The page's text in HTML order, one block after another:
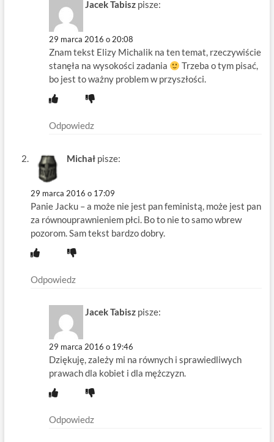
Jacek Tabisz pisze:
29 marca 2016 o 20:08
Znam tekst Elizy Michalik na ten temat, rzeczywiście
stanęła na wysokości zadania
Trzeba o tym pisać,
bo jest to ważny problem w przyszłości.
Odpowiedz
Michał pisze:
29 marca 2016 o 17:09
Panie Jacku – a może nie jest pan feministą, może jest pan
za równouprawnieniem płci. Bo to nie to samo wbrew
pozorom. Sam tekst bardzo dobry.
Odpowiedz
Jacek Tabisz pisze:
29 marca 2016 o 19:46
Dziękuję, zależy mi na równych i sprawiedliwych
prawach dla kobiet i dla mężczyzn.
Odpowiedz